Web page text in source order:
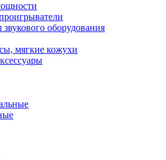
звукового оборудования
мягкие кожухи